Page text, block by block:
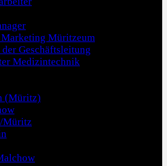
Müritzeum
der Geschäftsleitung
Medizintechnik
(Müritz)
Müritz